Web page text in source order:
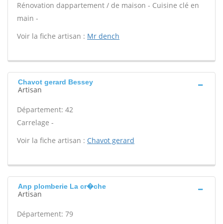
Rénovation dappartement / de maison - Cuisine clé en
main -
Voir la fiche artisan : Mr dench
Chavot gerard Bessey
Artisan
Département: 42
Carrelage -
Voir la fiche artisan : Chavot gerard
Anp plomberie La cr�che
Artisan
Département: 79